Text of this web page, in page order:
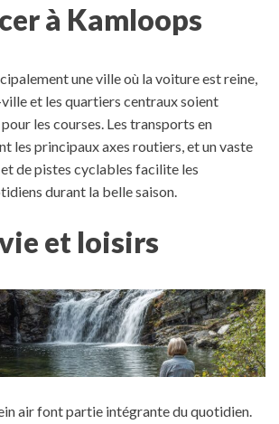
à Kamloops
une ville où la voiture est reine,
et les quartiers centraux soient
les courses. Les transports en
les principaux axes routiers, et un vaste
de pistes cyclables facilite les
durant la belle saison.
et loisirs
air font partie intégrante du quotidien.